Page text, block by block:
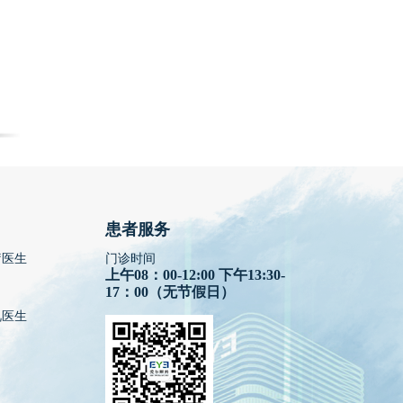
生
生
患者服务
门诊时间
上午08：00-12:00 下午13:30-
17：00（无节假日）